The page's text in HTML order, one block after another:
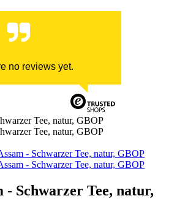
no reviews yet.
- Schwarzer Tee, natur,